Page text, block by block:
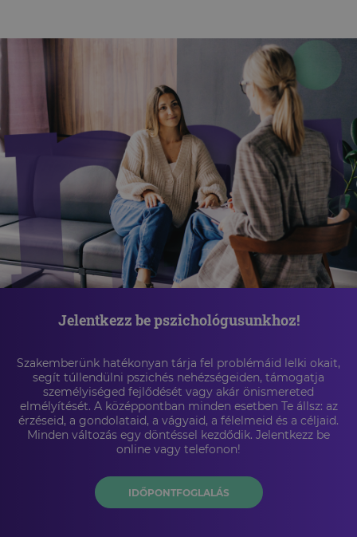
Jelentkezz be pszichológusunkhoz!
Szakemberünk hatékonyan tárja fel problémáid lelki okait,
segít túllendülni pszichés nehézségeiden, támogatja
személyiséged fejlődését vagy akár önismereted
elmélyítését. A középpontban minden esetben Te állsz: az
érzéseid, a gondolataid, a vágyaid, a félelmeid és a céljaid.
Minden változás egy döntéssel kezdődik. Jelentkezz be
online vagy telefonon!
IDŐPONTFOGLALÁS